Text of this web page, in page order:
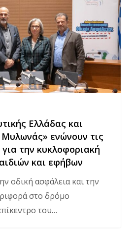
Ελλάδας και
ενώνουν τις
την κυκλοφοριακή
και εφήβων
οδική ασφάλεια και την
στο δρόμο
του…